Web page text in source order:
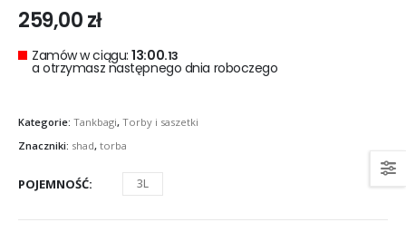
259,00zł
Zamów w ciągu:13:00.11
a otrzymasz następnego dnia roboczego
Kategorie: Tankbagi, Torby i saszetki
Znaczniki: shad, torba
POJEMNOŚĆ 3L